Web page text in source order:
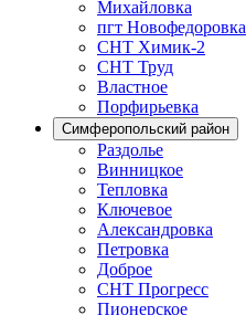
Михайловка
пгт Новофедоровка
СНТ Химик-2
СНТ Труд
Властное
Порфирьевка
Симферопольский район
Раздолье
Винницкое
Тепловка
Ключевое
Александровка
Петровка
Доброе
СНТ Прогресс
Пионерское